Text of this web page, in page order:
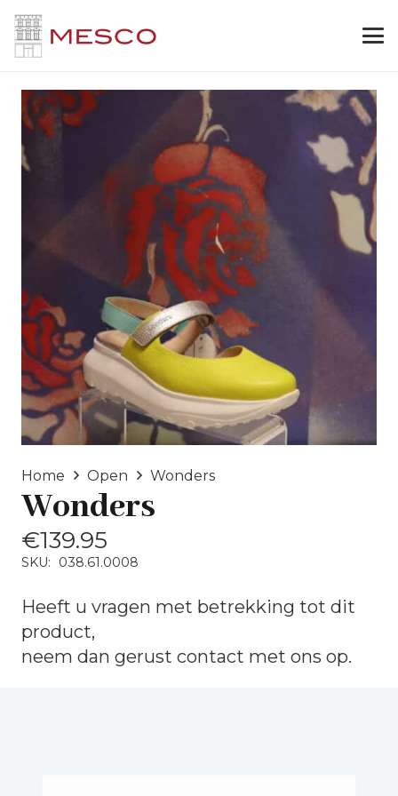
Home Open Wonders
Wonders
€139.95
SKU: 038.61.0008
Heeft u vragen met betrekking tot dit
product,
neem dan gerust contact met ons op.